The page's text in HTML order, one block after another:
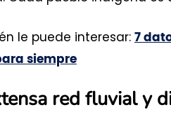
le puede interesar: 7
siempre
red fluvial y